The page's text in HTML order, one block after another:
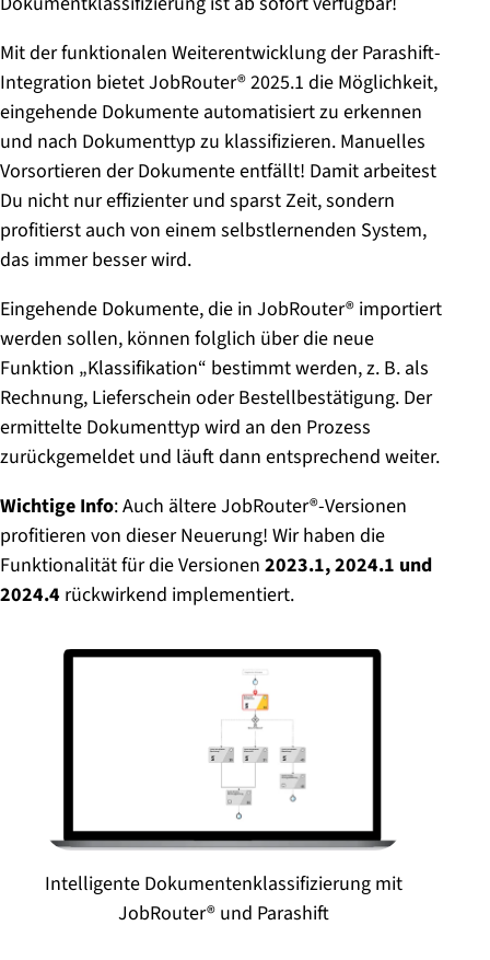
Mit der funktionalen Weiterentwicklung der Parashift-
Integration bietet JobRouter® 2025.1 die Möglichkeit,
eingehende Dokumente automatisiert zu erkennen
und nach Dokumenttyp zu klassifizieren. Manuelles
Vorsortieren der Dokumente entfällt! Damit arbeitest
Du nicht nur effizienter und sparst Zeit, sondern
profitierst auch von einem selbstlernenden System,
das immer besser wird.
Eingehende Dokumente, die in JobRouter® importiert
werden sollen, können folglich über die neue
Funktion „Klassifikation“ bestimmt werden, z. B. als
Rechnung, Lieferschein oder Bestellbestätigung. Der
ermittelte Dokumenttyp wird an den Prozess
zurückgemeldet und läuft dann entsprechend weiter.
Wichtige Info: Auch ältere JobRouter®-Versionen
profitieren von dieser Neuerung! Wir haben die
Funktionalität für die Versionen 2023.1, 2024.1 und
2024.4 rückwirkend implementiert.
Intelligente Dokumentenklassifizierung mit
JobRouter® und Parashift